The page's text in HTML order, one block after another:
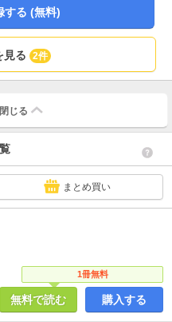
する (無料)
見る 2件
閉じる
まとめ買い
1冊無料
無料で読む 購入する